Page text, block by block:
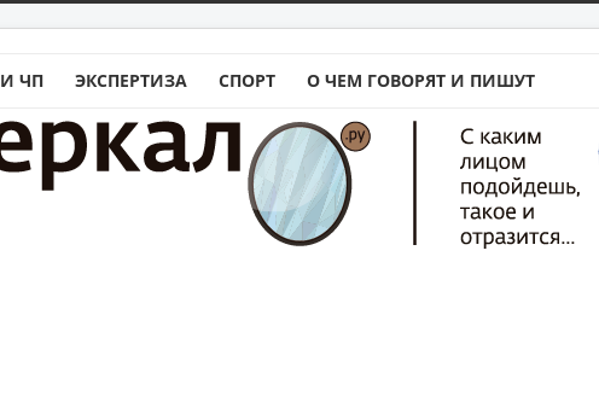
ЧП ЭКСПЕРТИЗА СПОРТ О ЧЕМ ГОВОРЯТ И ПИШУТ